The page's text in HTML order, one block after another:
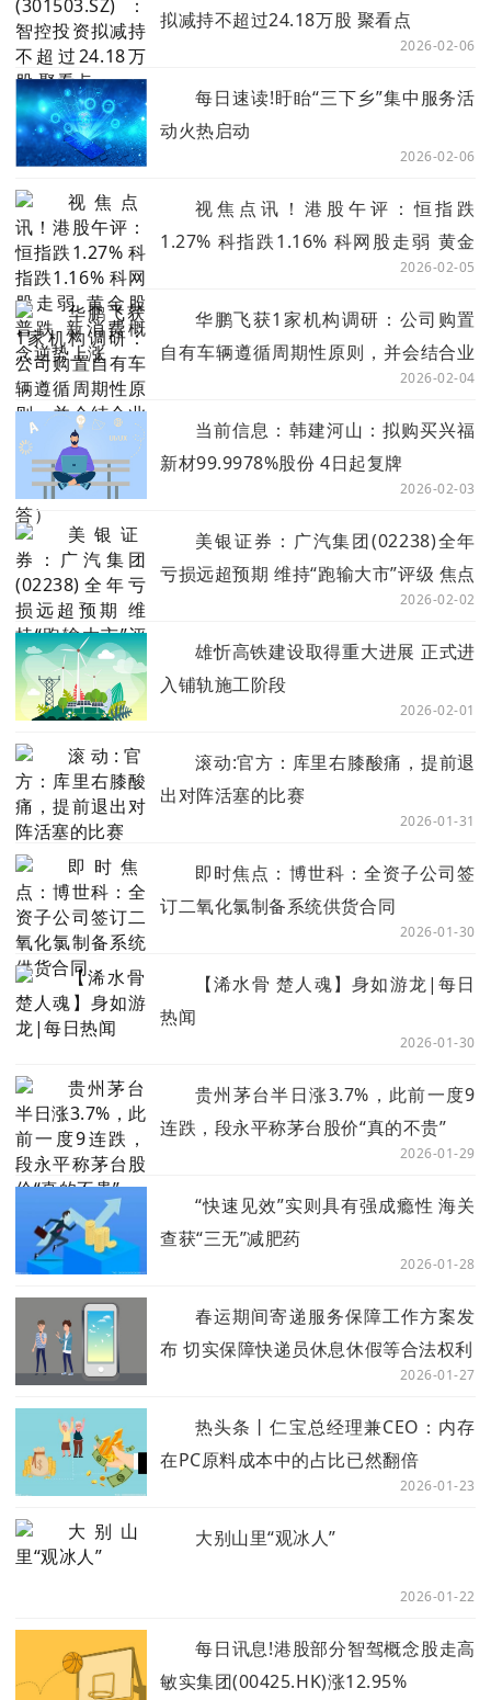
拟减持不超过24.18万股 聚看点
2026-02-06
每日速读!盱眙“三下乡”集中服务活
动火热启动
2026-02-06
视焦点讯！港股午评：恒指跌
1.27% 科指跌1.16% 科网股走弱 黄金
2026-02-05
华鹏飞获1家机构调研：公司购置
自有车辆遵循周期性原则，并会结合业
务发展需求，分阶段进行审批和购置
（附调研问答）
2026-02-04
当前信息：韩建河山：拟购买兴福
新材99.9978%股份 4日起复牌
2026-02-03
美银证券：广汽集团(02238)全年
亏损远超预期 维持“跑输大市”评级 焦点
2026-02-02
雄忻高铁建设取得重大进展 正式进
入铺轨施工阶段
2026-02-01
滚动:官方：库里右膝酸痛，提前退
出对阵活塞的比赛
2026-01-31
即时焦点：博世科：全资子公司签
订二氧化氯制备系统供货合同
2026-01-30
【浠水骨 楚人魂】身如游龙|每日
热闻
2026-01-30
贵州茅台半日涨3.7%，此前一度9
连跌，段永平称茅台股价“真的不贵”
2026-01-29
“快速见效”实则具有强成瘾性 海关
查获“三无”减肥药
2026-01-28
春运期间寄递服务保障工作方案发
布 切实保障快递员休息休假等合法权利
2026-01-27
热头条丨仁宝总经理兼CEO：内存
在PC原料成本中的占比已然翻倍
2026-01-23
大别山里“观冰人”
2026-01-22
每日讯息!港股部分智驾概念股走高
敏实集团(00425.HK)涨12.95%